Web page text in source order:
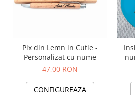
Pix din Lemn in Cutie -
Personalizat cu nume
47,00 RON
CONFIGUREAZA